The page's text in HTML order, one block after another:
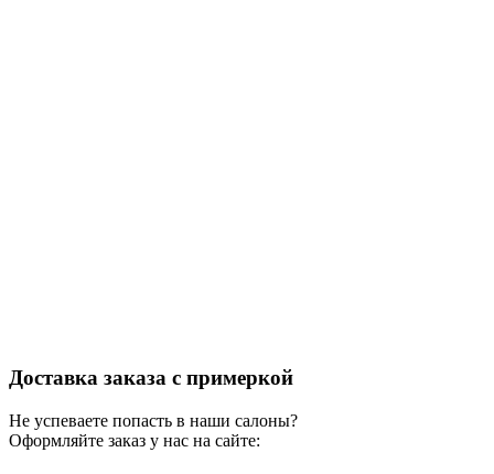
Доставка заказа с примеркой
Не успеваете попасть в наши салоны?
Оформляйте заказ у нас на сайте: